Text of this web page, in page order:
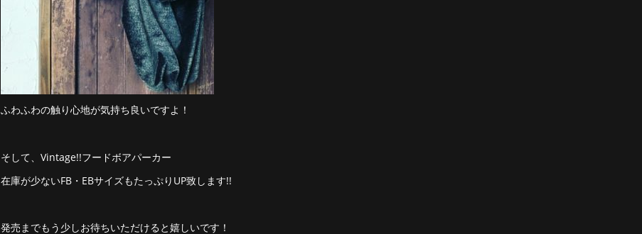
ふわふわの触り心地が気持ち良いですよ！
そして、Vintage!!フードボアパーカー
在庫が少ないFB・EBサイズもたっぷりUP致します!!
発売までもう少しお待ちいただけると嬉しいです！